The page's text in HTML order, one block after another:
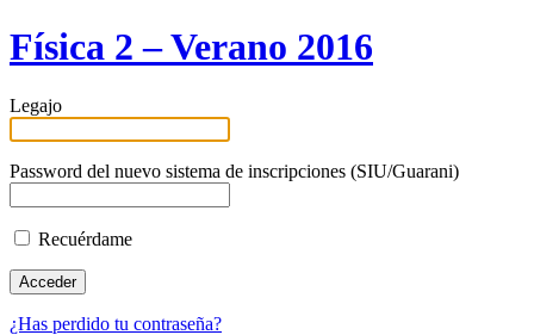
Física 2 – Verano 2016
Legajo
Password del nuevo sistema de inscripciones (SIU/Guarani)
Recuérdame
¿Has perdido tu contraseña?